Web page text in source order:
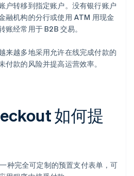
户转移到指定账户。没有银行账户
融机构的分行或使用 ATM 用现金
经常用于 B2B 交易。
来越多地采用允许在线完成付款的
付款的风险并提高运营效率。
如何提
种完全可定制的预置支付表单，可